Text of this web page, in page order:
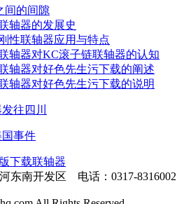
间的间隙
轴器的发展史
性联轴器应用与特点
轴器对KC滚子链联轴器的认知
轴器对好色先生污下载的阐述
轴器对好色先生污下载的说明
往四川
事件
下载联轴器
河东南开发区 电话：0317-8316002